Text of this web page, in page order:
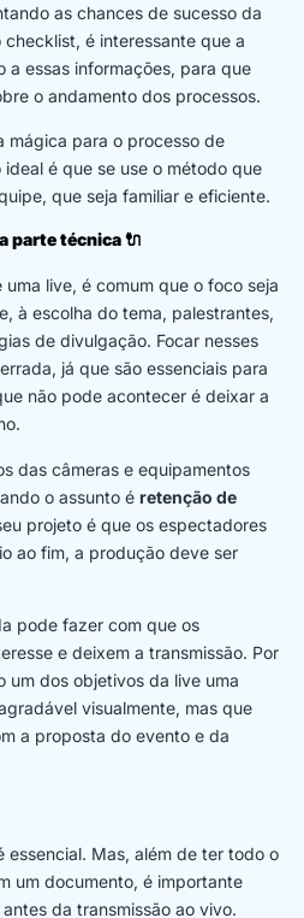
as chances de sucesso da
é interessante que a
a essas informações, para que
o andamento dos processos.
mágica para o processo de
é que se use o método que
que seja familiar e eficiente.
parte técnica🔌
live, é comum que o foco seja
à escolha do tema, palestrantes,
de divulgação. Focar nesses
já que são essenciais para
não pode acontecer é deixar a
das câmeras e equipamentos
o assunto é retenção de
projeto é que os espectadores
ao fim, a produção deve ser
pode fazer com que os
e deixem a transmissão. Por
um dos objetivos da live uma
visualmente, mas que
a proposta do evento e da
essencial. Mas, além de ter todo o
um documento, é importante
da transmissão ao vivo.